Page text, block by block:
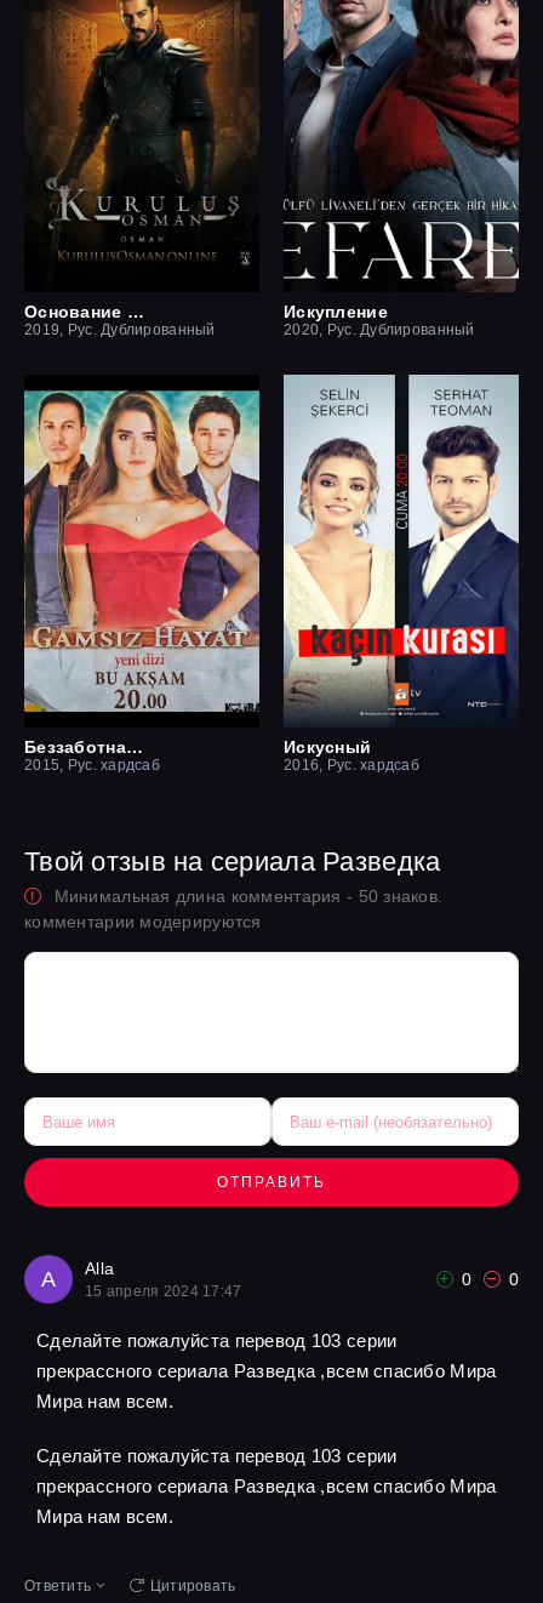
Основание Осман
2019, Рус. Дублированный
Искупление
2020, Рус. Дублированный
Беззаботная жизнь
2015, Рус. хардсаб
Искусный
2016, Рус. хардсаб
Твой отзыв на сериала Разведка
Минимальная длина комментария - 50 знаков.
комментарии модерируются
ОТПРАВИТЬ
A Alla
15 апреля 2024 17:47
0 0
Сделайте пожалуйста перевод 103 серии
прекрассного сериала Разведка ,всем спасибо Мира
Мира нам всем.
Сделайте пожалуйста перевод 103 серии
прекрассного сериала Разведка ,всем спасибо Мира
Мира нам всем.
Ответить Цитировать